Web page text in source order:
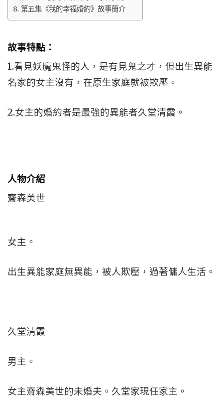
第五集《我的幸福婚約》故事簡介
故事特點：
1.看見妖魔鬼怪的人，是有見鬼之才，但出生異能
名家的女主沒有，在原生家庭就被欺壓。
2.女主的婚約者是最強的異能者久堂清霞。
人物介紹
齋森美世
女主。
出生異能家庭無異能，被人欺壓，過著傭人生活。
久堂清霞
男主。
女主齋森美世的未婚夫。久堂家現任家主。